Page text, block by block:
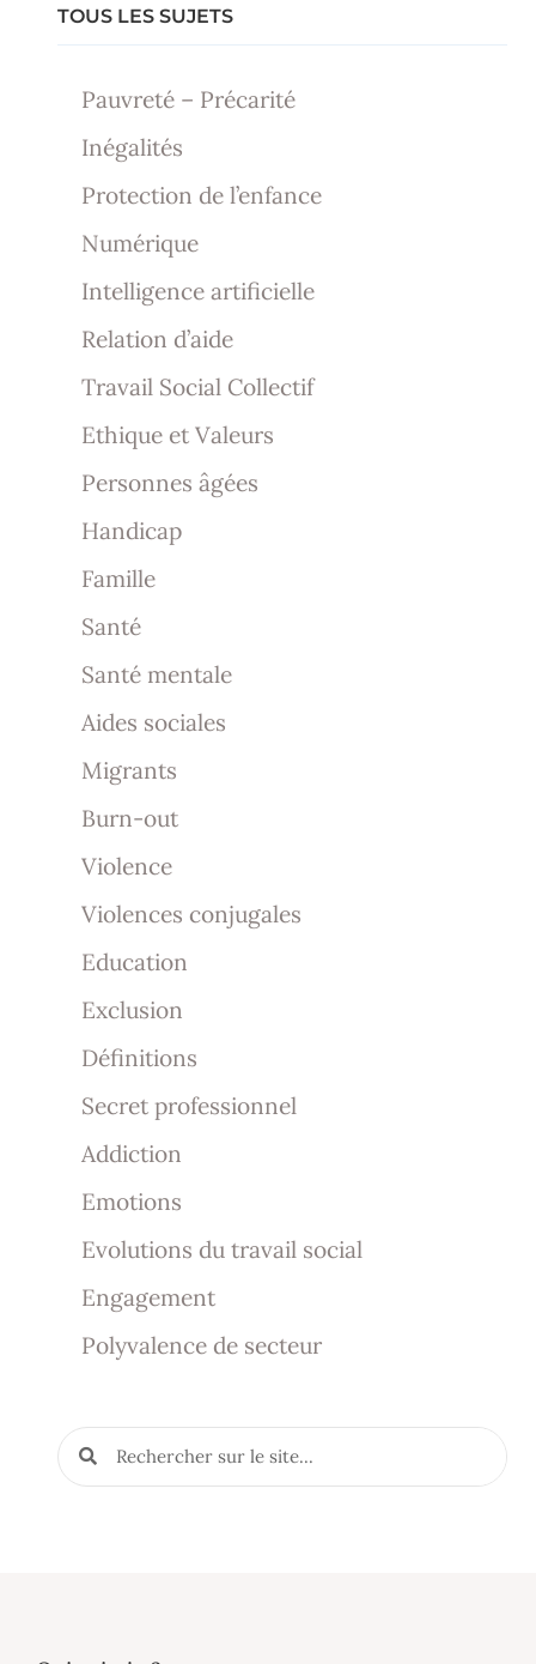
TOUS LES SUJETS
Pauvreté – Précarité
Inégalités
Protection de l’enfance
Numérique
Intelligence artificielle
Relation d’aide
Travail Social Collectif
Ethique et Valeurs
Personnes âgées
Handicap
Famille
Santé
Santé mentale
Aides sociales
Migrants
Burn-out
Violence
Violences conjugales
Education
Exclusion
Définitions
Secret professionnel
Addiction
Emotions
Evolutions du travail social
Engagement
Polyvalence de secteur